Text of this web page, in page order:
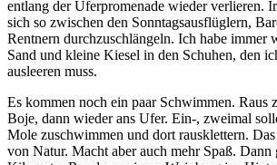
entlang der Uferpromenade wieder verlieren.
sich so zwischen den Sonntagsausflüglern,
Rentnern durchzuschlängeln. Ich habe immer
Sand und kleine Kiesel in den Schuhen, den
ausleeren muss.
Es kommen noch ein paar Schwimmen. Raus
Boje, dann wieder ans Ufer. Ein-, zweimal
Mole zuschwimmen und dort rausklettern.
von Natur. Macht aber auch mehr Spaß. Dann